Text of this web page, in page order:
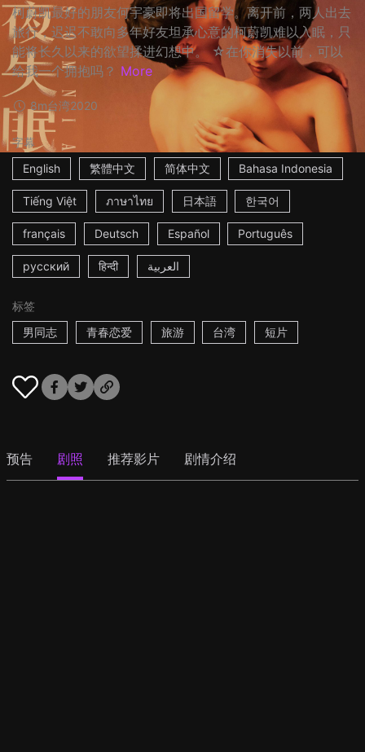
柯蔚凯最好的朋友何宇豪即将出国留学。离开前，两人出去
旅行，迟迟不敢向多年好友坦承心意的柯蔚凯难以入眠，只
能将长久以来的欲望揉进幻想中。 ☆在你消失以前，可以
给我一个拥抱吗？ More
8m台湾2020
字幕
English
繁體中文 简体中文 Bahasa Indonesia
Tiếng Việt ภาษาไทย 日本語 한국어
français Deutsch Español Português
русский हिन्दी العربية
标签
男同志
青春恋爱 旅游 台湾 短片
预告 剧照 推荐影片 剧情介绍